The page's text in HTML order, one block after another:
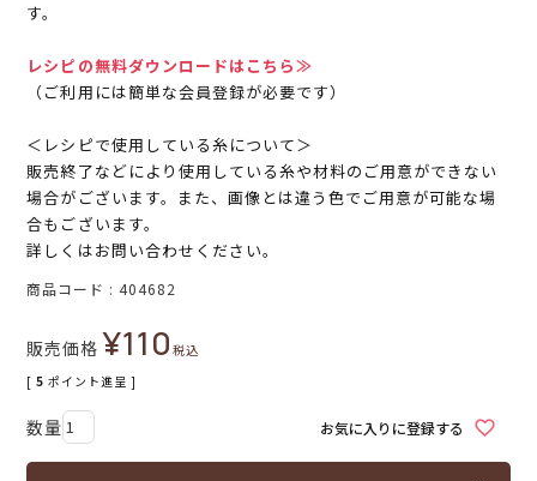
す。
レシピの無料ダウンロードはこちら≫
（ご利用には簡単な会員登録が必要です）
＜レシピで使用している糸について＞
販売終了などにより使用している糸や材料のご用意ができない
場合がございます。また、画像とは違う色でご用意が可能な場
合もございます。
詳しくはお問い合わせください。
商品コード 404682
販売価格 ¥110税込
[ 5 ポイント進呈 ]
お気に入りに登録する